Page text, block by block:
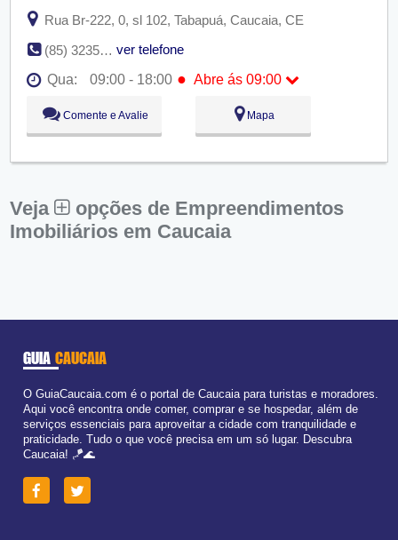
Rua Br-222, 0, sl 102, Tabapuá, Caucaia, CE
(85) 3235-7116
ver telefone
Qua:
09:00 - 18:00 ● Abre ás 09:00
Seg:
Ter:
09:00 - 18:00
Qua:
09:00 - 18:00 ●Abre ás 09:00
Sex:
09:00 - 18:00
Dom:
Fechado
Comente e Avalie Mapa
Veja
opções de Empreendimentos
Imobiliários em Caucaia
GUIA CAUCAIA
O GuiaCaucaia.com é o portal de Caucaia para turistas e moradores.
Aqui você encontra onde comer, comprar e se hospedar, além de
serviços essenciais para aproveitar a cidade com tranquilidade e
praticidade. Tudo o que você precisa em um só lugar. Descubra
Caucaia! 🪁🌊